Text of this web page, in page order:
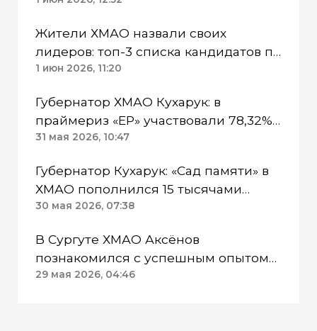
Жители ХМАО назвали своих
лидеров: топ-3 списка кандидатов по
праймериз «ЕР» в Госдуму
1 июн 2026, 11:20
Губернатор ХМАО Кухарук: в
праймериз «ЕР» участвовали 78,32%
избирателей
31 мая 2026, 10:47
Губернатор Кухарук: «Сад памяти» в
ХМАО пополнился 15 тысячами
саженцами
30 мая 2026, 07:38
В Сургуте ХМАО Аксёнов
познакомился с успешным опытом
самоуправления
29 мая 2026, 04:46